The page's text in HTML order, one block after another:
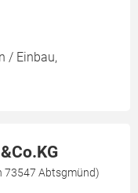
/ Einbau,
73547 Abtsgmünd)